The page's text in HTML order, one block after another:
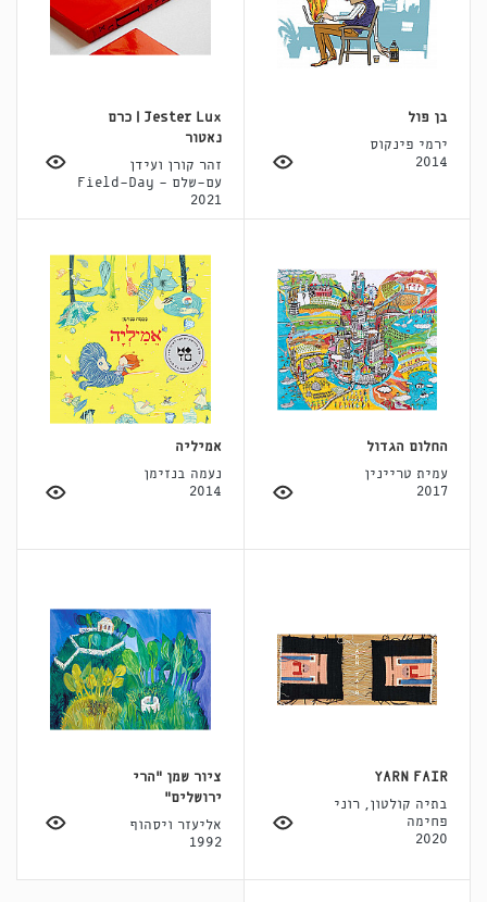
בן פול
ירמי פינקוס
2014
Jester Lux | כרם
נאטור
זהר קורן ועידן
עם-שלם - Field-Day
2021
החלום הגדול
עמית טריינין
2017
אמיליה
נעמה בנזימן
2014
YARN FAIR
בתיה קולטון, רוני
פחימה
2020
ציור שמן "הרי
ירושלים"
אליעזר ויסהוף
1992